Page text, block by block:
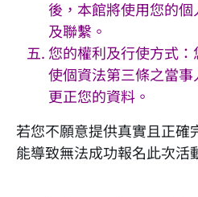
後，本館將使用您的
及聯繫。
您的權利及行使方式
使個資法第三條之當
更正您的資料。
若您不願意提供真實且正確
能導致無法成功報名此次活